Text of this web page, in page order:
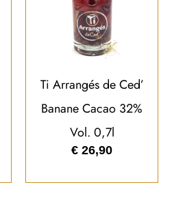
Ti Arrangés de Ced’
Banane Cacao 32%
Vol. 0,7l
€ 26,90